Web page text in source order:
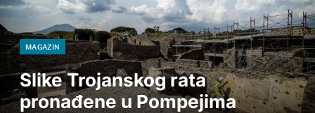
MAGAZIN
Slike Trojanskog rata
pronađene u Pompejima